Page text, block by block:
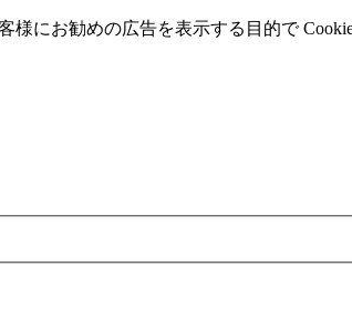
にお勧めの広告を表⽰する⽬的で